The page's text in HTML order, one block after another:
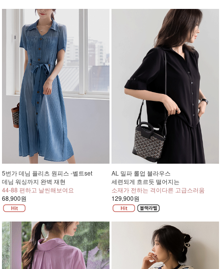
5번가 데님 플리츠 원피스 -벨트set
데님 워싱까지 완벽 재현
44-88 편하고 날씬해보여요
68,900원
AL 밀파 롤업 블라우스
세련되게 흐르듯 떨어지는
소재가 전하는 격이다른 고급스러움
129,900원